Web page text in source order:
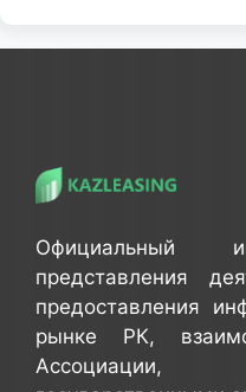
Официальный
представления
предоставления
рынке РК,